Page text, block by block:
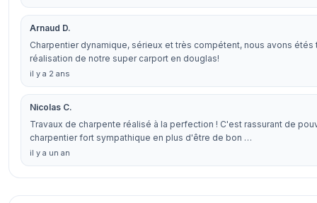
Arnaud D.
Charpentier dynamique, sérieux et très compétent, nous avons étés
réalisation de notre super carport en douglas!
il y a 2 ans
Nicolas C.
Travaux de charpente réalisé à la perfection ! C'est rassurant de
charpentier fort sympathique en plus d'être de bon …
il y a un an